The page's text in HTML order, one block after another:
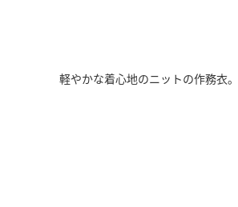
軽やかな着心地のニットの作務衣